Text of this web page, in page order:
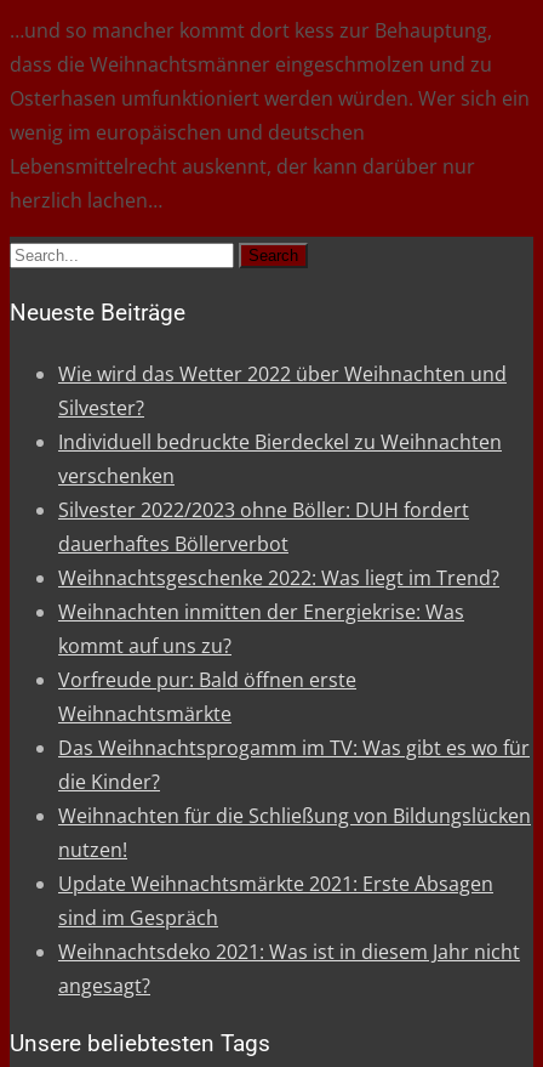
…und so mancher kommt dort kess zur Behauptung,
dass die Weihnachtsmänner eingeschmolzen und zu
Osterhasen umfunktioniert werden würden. Wer sich ein
wenig im europäischen und deutschen
Lebensmittelrecht auskennt, der kann darüber nur
herzlich lachen…
Search
Neueste Beiträge
Wie wird das Wetter 2022 über Weihnachten und
Silvester?
Individuell bedruckte Bierdeckel zu Weihnachten
verschenken
Silvester 2022/2023 ohne Böller: DUH fordert
dauerhaftes Böllerverbot
Weihnachtsgeschenke 2022: Was liegt im Trend?
Weihnachten inmitten der Energiekrise: Was
kommt auf uns zu?
Vorfreude pur: Bald öffnen erste
Weihnachtsmärkte
Das Weihnachtsprogamm im TV: Was gibt es wo für
die Kinder?
Weihnachten für die Schließung von Bildungslücken
nutzen!
Update Weihnachtsmärkte 2021: Erste Absagen
sind im Gespräch
Weihnachtsdeko 2021: Was ist in diesem Jahr nicht
angesagt?
Unsere beliebtesten Tags